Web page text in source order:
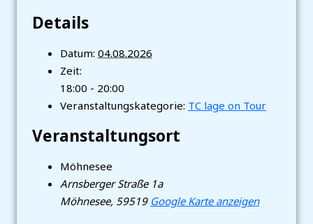
Details
Datum: 04.08.2026
Zeit:
18:00 - 20:00
Veranstaltungskategorie: TC lage on Tour
Veranstaltungsort
Möhnesee
Arnsberger Straße 1a
Möhnesee, 59519 Google Karte anzeigen